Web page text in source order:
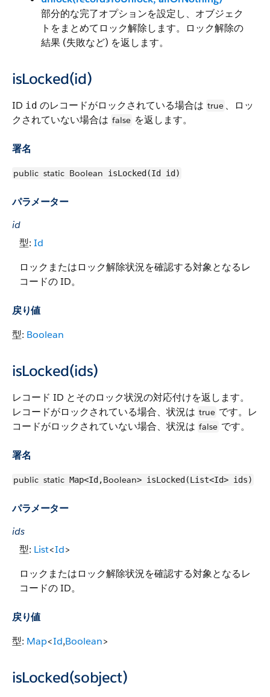
部分的な完了オプションを設定し、オブジェク
トをまとめてロック解除します。ロック解除の
結果 (失敗など) を返します。
isLocked(id)
ID id のレコードがロックされている場合は true 、ロッ
クされていない場合は false を返します。
署名
public static Boolean isLocked(Id id)
パラメーター
id
型: Id
ロックまたはロック解除状況を確認する対象となるレ
コードの ID。
戻り値
型: Boolean
isLocked(ids)
レコード ID とそのロック状況の対応付けを返します。
レコードがロックされている場合、状況は true です。レ
コードがロックされていない場合、状況は false です。
署名
public static Map<Id,Boolean> isLocked(List<Id> ids)
パラメーター
ids
型: List<Id>
ロックまたはロック解除状況を確認する対象となるレ
コードの ID。
戻り値
型: Map<Id,Boolean>
isLocked(sobject)